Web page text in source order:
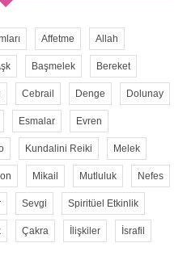
Affetme Allah
Başmelek Bereket
Cebrail Denge Dolunay
Esmalar Evren
Kundalini Reiki Melek
Mikail Mutluluk Nefes
Sevgi Spiritüel Etkinlik
Çakra İlişkiler İsrafil